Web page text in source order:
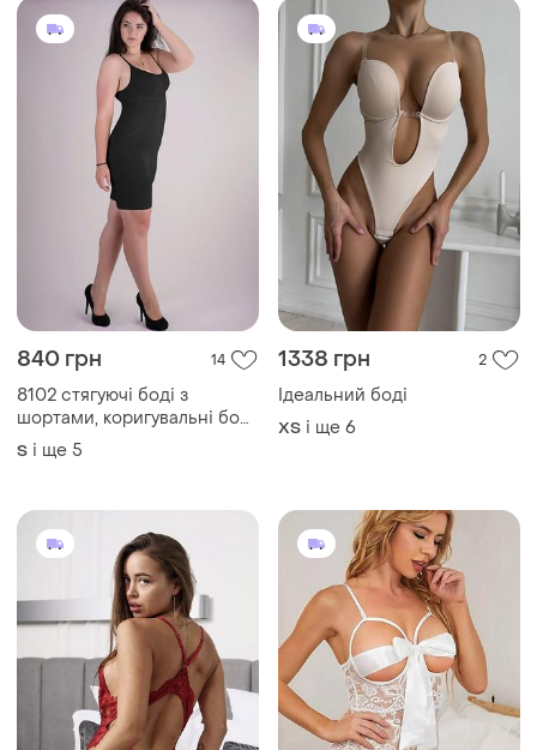
840 грн 14
8102 стягуючі боді з
шортами, коригувальні боді,
формують боді, грація
стягуюча, моделюючий боді
S і ще 5
1338 грн 2
Ідеальний боді
ХS і ще 6